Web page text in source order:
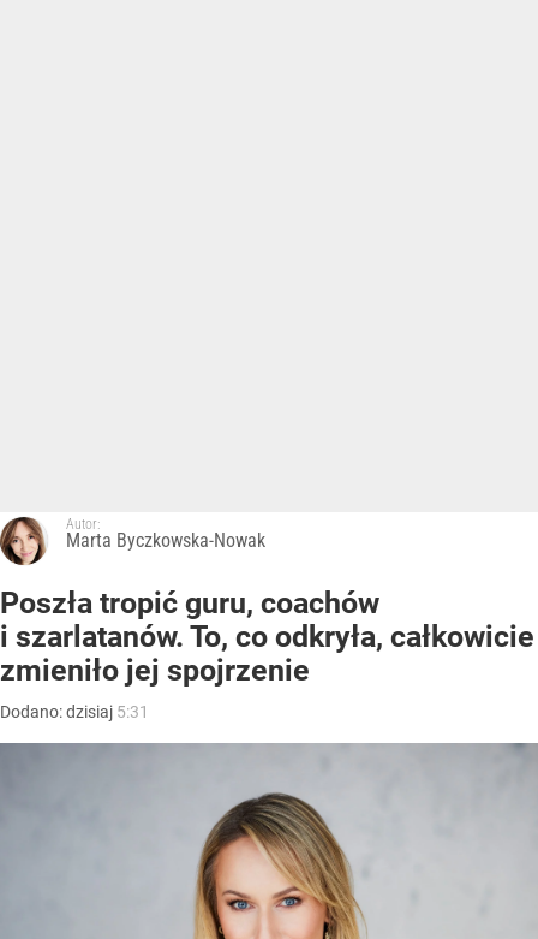
Autor:
Marta Byczkowska-Nowak
Poszła tropić guru, coachów
i szarlatanów. To, co odkryła, całkowicie
zmieniło jej spojrzenie
Dodano:dzisiaj 5:31